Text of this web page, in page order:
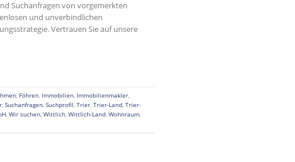
Suchanfragen von vorgemerkten
und unverbindlichen
Vertrauen Sie auf unsere
, Föhren, Immobilien, Immobilienmakler,
, Suchanfragen, Suchprofil, Trier, Trier-Land, Trier-
, Wir suchen, Wittlich, Wittlich-Land, Wohnraum,